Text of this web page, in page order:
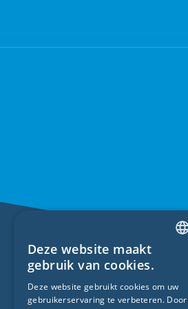
FRENCH
Deze website maakt
gebruik van cookies.
Deze website gebruikt cookies om uw
gebruikerservaring te verbeteren. Door